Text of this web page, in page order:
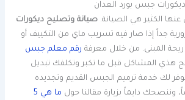
جبس بورد العدان
الكثير هي الصيانة.صيانة وتصليح ديكورات
جداً إذا صار فيه تسريب ماي من التكييف أو
المبنى. من خلال معرفة رقم معلم جبس
هذي المشاكل قبل ما تكبر وتكلفك تبديل
لك خدمة ترميم الجبس القديم وتجديده
وننصحك دايماً بزيارة مقالنا حول
ما هي 5